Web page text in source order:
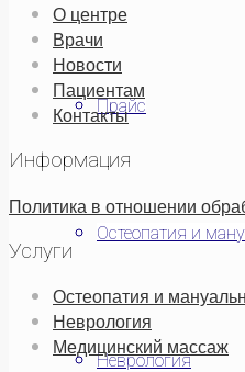
Прайс
Остеопатия и
Неврология
О центре
Врачи
Новости
Пациентам
Контакты
Информация
Политика в отношении
Услуги
Остеопатия и
Неврология
Медицинский массаж